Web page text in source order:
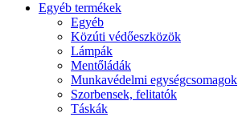
Egyéb termékek
Egyéb
Közúti védőeszközök
Lámpák
Mentőládák
Munkavédelmi egységcsomagok
Szorbensek, felitatók
Táskák